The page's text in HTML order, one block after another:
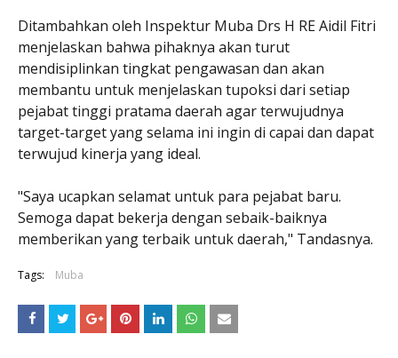
Ditambahkan oleh Inspektur Muba Drs H RE Aidil Fitri
menjelaskan bahwa pihaknya akan turut
mendisiplinkan tingkat pengawasan dan akan
membantu untuk menjelaskan tupoksi dari setiap
pejabat tinggi pratama daerah agar terwujudnya
target-target yang selama ini ingin di capai dan dapat
terwujud kinerja yang ideal.
"Saya ucapkan selamat untuk para pejabat baru.
Semoga dapat bekerja dengan sebaik-baiknya
memberikan yang terbaik untuk daerah," Tandasnya.
Tags: Muba